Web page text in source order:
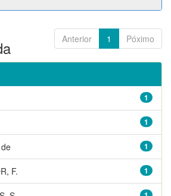
Anterior 1 Póximo
1
1
1
1
F.